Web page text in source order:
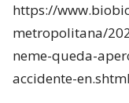
https://
metropolitana/
neme-queda-
accidente-en.shtml